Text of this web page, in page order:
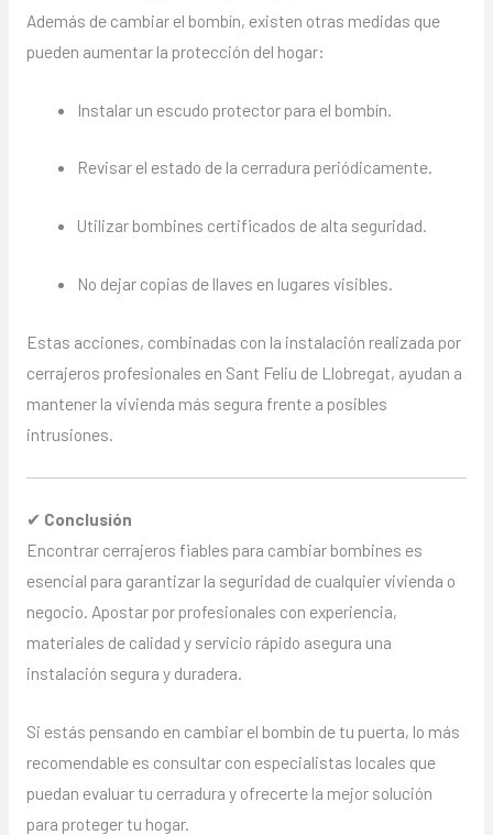
Además de cambiar el bombín, existen otras medidas que
pueden aumentar la protección del hogar:
Instalar un escudo protector para el bombín.
Revisar el estado de la cerradura periódicamente.
Utilizar bombines certificados de alta seguridad.
No dejar copias de llaves en lugares visibles.
Estas acciones, combinadas con la instalación realizada por
cerrajeros profesionales en Sant Feliu de Llobregat, ayudan a
mantener la vivienda más segura frente a posibles
intrusiones.
✔ Conclusión
Encontrar cerrajeros fiables para cambiar bombines es
esencial para garantizar la seguridad de cualquier vivienda o
negocio. Apostar por profesionales con experiencia,
materiales de calidad y servicio rápido asegura una
instalación segura y duradera.
Si estás pensando en cambiar el bombín de tu puerta, lo más
recomendable es consultar con especialistas locales que
puedan evaluar tu cerradura y ofrecerte la mejor solución
para proteger tu hogar.